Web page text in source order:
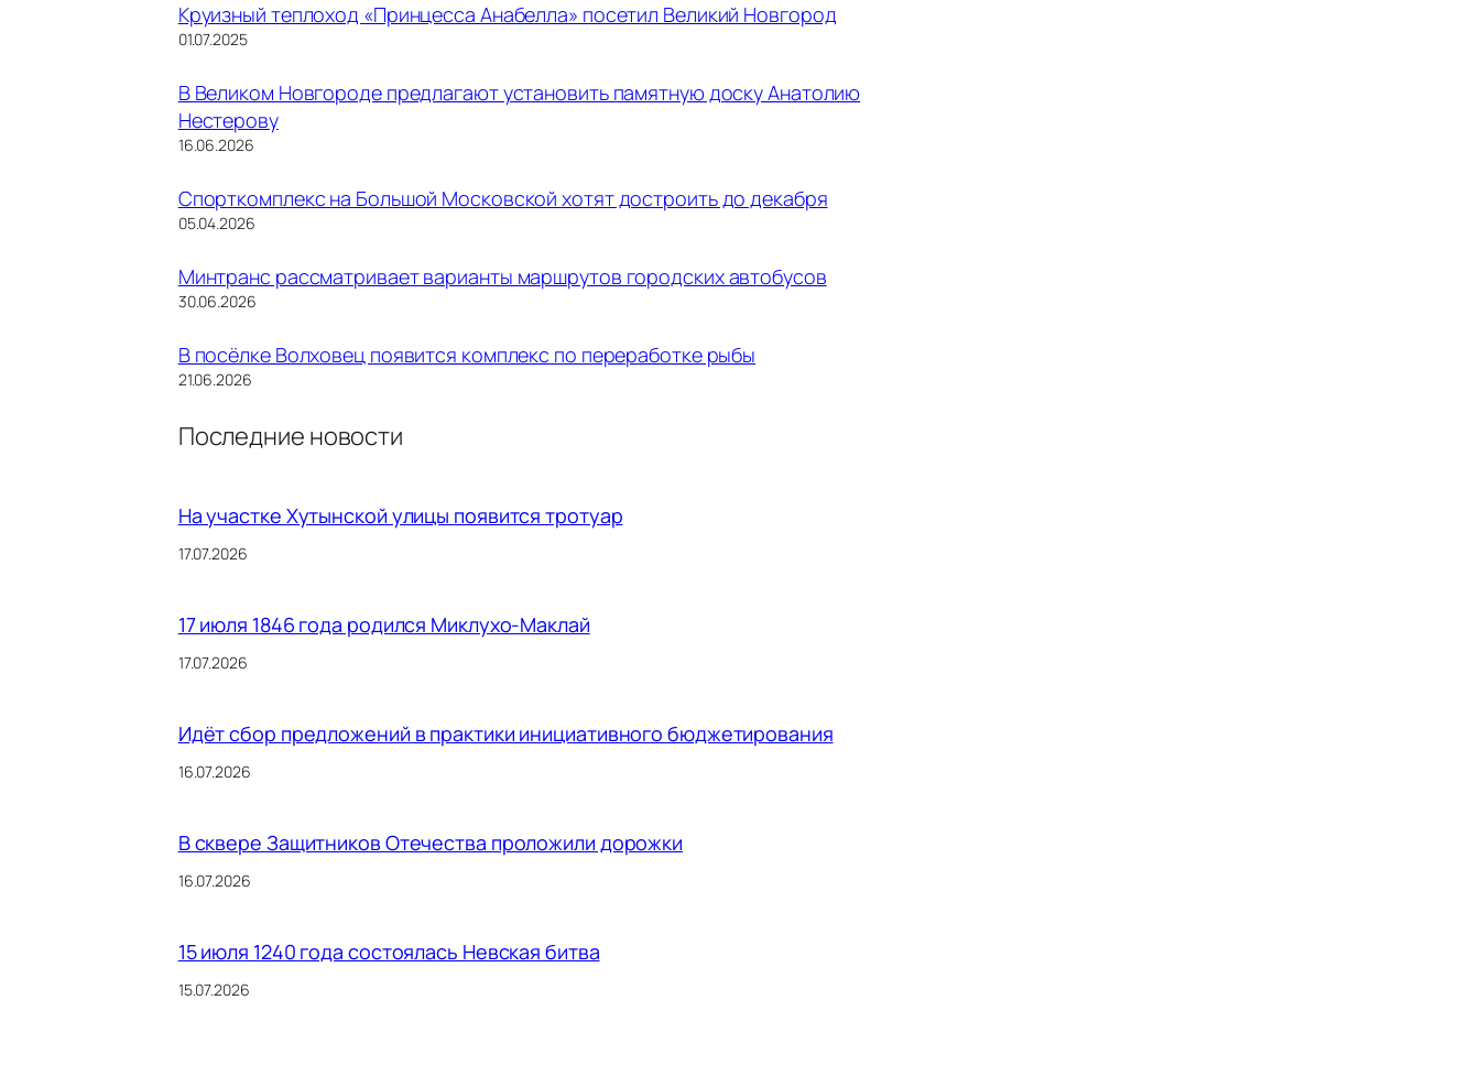
Круизный теплоход «Принцесса Анабелла» посетил Великий Новгород
01.07.2025
В Великом Новгороде предлагают установить памятную доску Анатолию
Нестерову
16.06.2026
Спорткомплекс на Большой Московской хотят достроить до декабря
05.04.2026
Минтранс рассматривает варианты маршрутов городских автобусов
30.06.2026
В посёлке Волховец появится комплекс по переработке рыбы
21.06.2026
Последние новости
На участке Хутынской улицы появится тротуар
17.07.2026
17 июля 1846 года родился Миклухо-Маклай
17.07.2026
Идёт сбор предложений в практики инициативного бюджетирования
16.07.2026
В сквере Защитников Отечества проложили дорожки
16.07.2026
15 июля 1240 года состоялась Невская битва
15.07.2026